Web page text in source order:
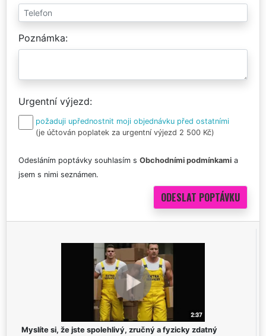
Poznámka
Urgentní výjezd
požaduji upřednostnit moji objednávku před ostatními
(je účtován poplatek za urgentní výjezd 2 500 Kč)
Odesláním poptávky souhlasím s Obchodními podmínkami a
jsem s nimi seznámen.
Myslíte si, že jste spolehlivý, zručný a fyzicky zdatný